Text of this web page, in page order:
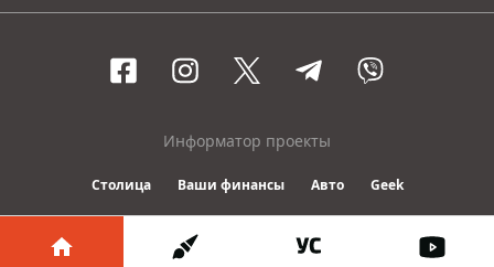
Информатор проекты
Столица Ваши финансы Авто Geek
© 2016-2026 Informator